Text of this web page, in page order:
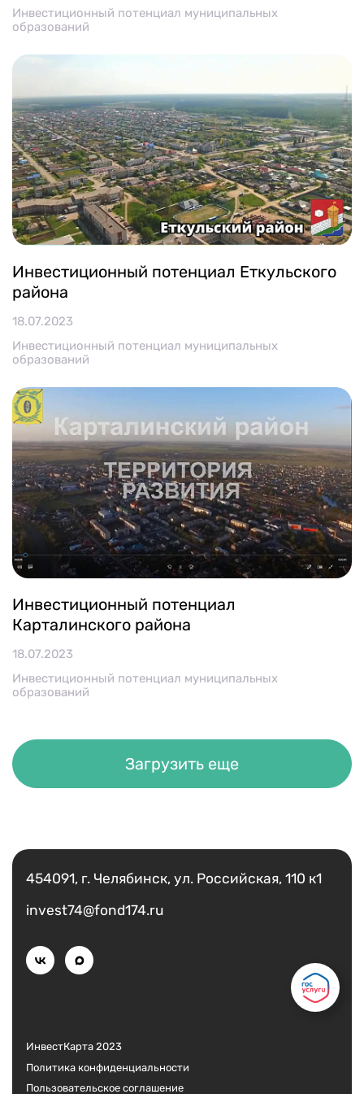
Инвестиционный потенциал муниципальных
образований
Инвестиционный потенциал Еткульского
района
18.07.2023
Инвестиционный потенциал муниципальных
образований
Инвестиционный потенциал
Карталинского района
18.07.2023
Инвестиционный потенциал муниципальных
образований
Загрузить еще
454091, г. Челябинск, ул. Российская, 110 к1
invest74@fond174.ru
ИнвестКарта 2023
Политика конфиденциальности
Пользовательское соглашение